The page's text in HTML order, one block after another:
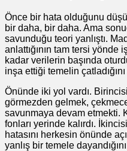
Önce bir hata olduğunu
bir daha, bir daha. Ama
savunduğu teori yanlıştı.
anlattığının tam tersi yönde
kadar verilerin başında
inşa ettiği temelin
Önünde iki yol vardı.
görmezden gelmek,
savunmaya devam etmekti.
fonları yerinde kalırdı.
hatasını herkesin önünde
yanlış bir temele